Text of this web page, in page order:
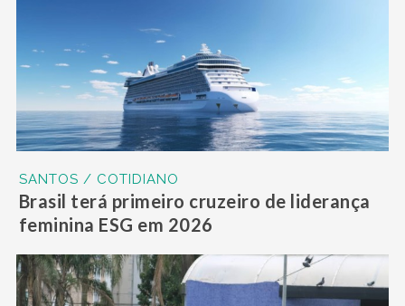
SANTOS / COTIDIANO
Brasil terá primeiro cruzeiro de liderança
feminina ESG em 2026